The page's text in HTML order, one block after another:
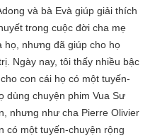
và bà Evà giúp giải thích
trong cuộc đời cha mẹ
họ, nhưng đã giúp cho họ
Ngày nay, tôi thấy nhiều bậc
con cái họ có một tuyến-
dùng chuyện phim Vua Sư
nhưng như cha Pierre Olivier
có một tuyến-chuyện rộng